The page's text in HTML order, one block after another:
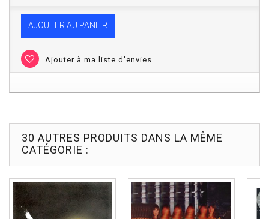
AJOUTER AU PANIER
Ajouter à ma liste d'envies
30 AUTRES PRODUITS DANS LA MÊME
CATÉGORIE :